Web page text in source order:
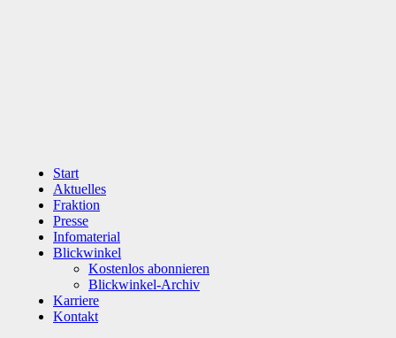
Start
Aktuelles
Fraktion
Presse
Infomaterial
Blickwinkel
Kostenlos abonnieren
Blickwinkel-Archiv
Karriere
Kontakt